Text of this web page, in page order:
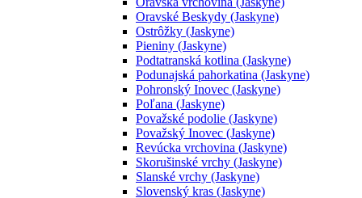
Oravské Beskydy (Jaskyne)
Ostrôžky (Jaskyne)
Pieniny (Jaskyne)
Podtatranská kotlina (Jaskyne)
Podunajská pahorkatina (Jaskyne)
Pohronský Inovec (Jaskyne)
Poľana (Jaskyne)
Považské podolie (Jaskyne)
Považský Inovec (Jaskyne)
Revúcka vrchovina (Jaskyne)
Skorušinské vrchy (Jaskyne)
Slanské vrchy (Jaskyne)
Slovenský kras (Jaskyne)